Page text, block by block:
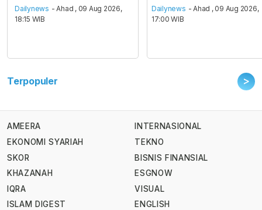
Dailynews - Ahad , 09 Aug 2026,
18:15 WIB
Dailynews - Ahad , 09 Aug 2026,
17:00 WIB
Terpopuler >
AMEERA
EKONOMI SYARIAH
SKOR
KHAZANAH
IQRA
ISLAM DIGEST
INTERNASIONAL
TEKNO
BISNIS FINANSIAL
ESGNOW
VISUAL
ENGLISH